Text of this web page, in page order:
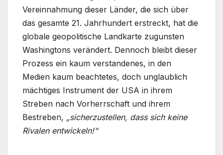
Vereinnahmung dieser Länder, die sich über
das gesamte 21. Jahrhundert erstreckt, hat die
globale geopolitische Landkarte zugunsten
Washingtons verändert. Dennoch bleibt dieser
Prozess ein kaum verstandenes, in den
Medien kaum beachtetes, doch unglaublich
mächtiges Instrument der USA in ihrem
Streben nach Vorherrschaft und ihrem
Bestreben, „sicherzustellen, dass sich keine
Rivalen entwickeln!“